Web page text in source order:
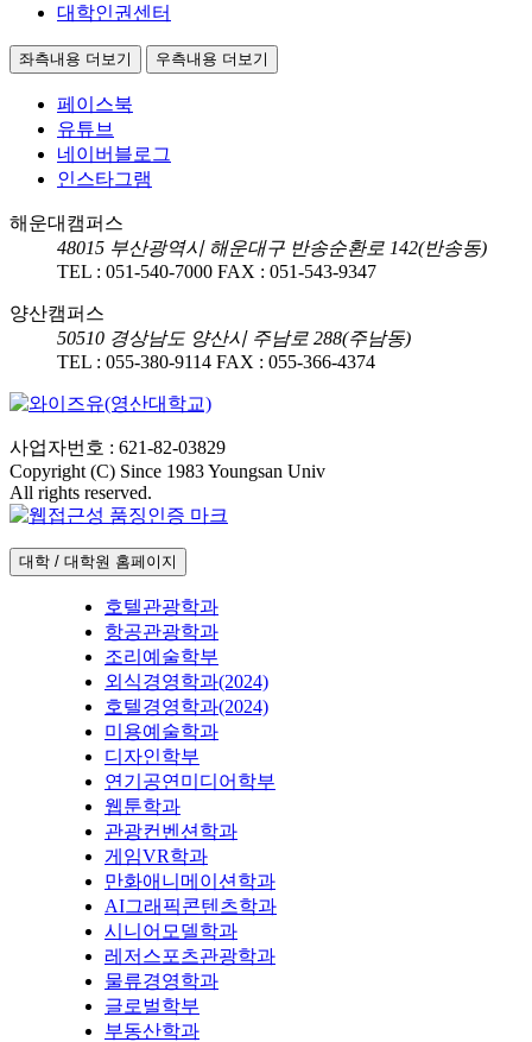
대학인권센터
좌측내용 더보기 우측내용 더보기
페이스북
유튜브
네이버블로그
인스타그램
해운대캠퍼스
48015 부산광역시 해운대구 반송순환로 142(반송동)
TEL : 051-540-7000 FAX : 051-543-9347
양산캠퍼스
50510 경상남도 양산시 주남로 288(주남동)
TEL : 055-380-9114 FAX : 055-366-4374
사업자번호 : 621-82-03829
Copyright (C) Since 1983 Youngsan Univ
All rights reserved.
대학 / 대학원 홈페이지
호텔관광학과
항공관광학과
조리예술학부
외식경영학과(2024)
호텔경영학과(2024)
미용예술학과
디자인학부
연기공연미디어학부
웹툰학과
관광컨벤션학과
게임VR학과
만화애니메이션학과
AI그래픽콘텐츠학과
시니어모델학과
레저스포츠관광학과
물류경영학과
글로벌학부
부동산학과